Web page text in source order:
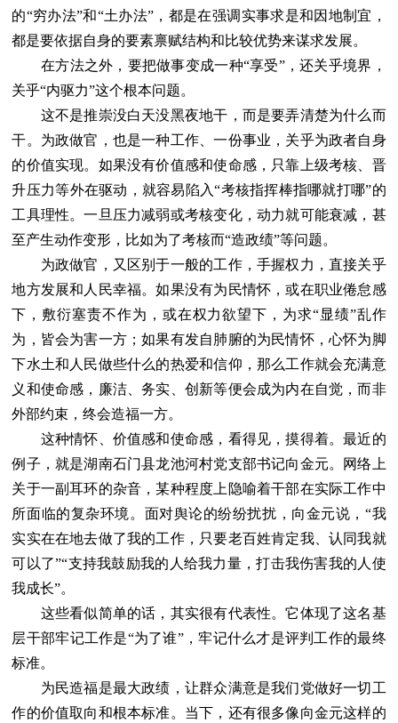
的“穷办法”和“土办法”，都是在强调实事求是和因地制宜，
都是要依据自身的要素禀赋结构和比较优势来谋求发展。
在方法之外，要把做事变成一种“享受”，还关乎境界，
关乎“内驱力”这个根本问题。
这不是推崇没白天没黑夜地干，而是要弄清楚为什么而
干。为政做官，也是一种工作、一份事业，关乎为政者自身
的价值实现。如果没有价值感和使命感，只靠上级考核、晋
升压力等外在驱动，就容易陷入“考核指挥棒指哪就打哪”的
工具理性。一旦压力减弱或考核变化，动力就可能衰减，甚
至产生动作变形，比如为了考核而“造政绩”等问题。
为政做官，又区别于一般的工作，手握权力，直接关乎
地方发展和人民幸福。如果没有为民情怀，或在职业倦怠感
下，敷衍塞责不作为，或在权力欲望下，为求“显绩”乱作
为，皆会为害一方；如果有发自肺腑的为民情怀，心怀为脚
下水土和人民做些什么的热爱和信仰，那么工作就会充满意
义和使命感，廉洁、务实、创新等便会成为内在自觉，而非
外部约束，终会造福一方。
这种情怀、价值感和使命感，看得见，摸得着。最近的
例子，就是湖南石门县龙池河村党支部书记向金元。网络上
关于一副耳环的杂音，某种程度上隐喻着干部在实际工作中
所面临的复杂环境。面对舆论的纷纷扰扰，向金元说，“我
实实在在地去做了我的工作，只要老百姓肯定我、认同我就
可以了”“支持我鼓励我的人给我力量，打击我伤害我的人使
我成长”。
这些看似简单的话，其实很有代表性。它体现了这名基
层干部牢记工作是“为了谁”，牢记什么才是评判工作的最终
标准。
为民造福是最大政绩，让群众满意是我们党做好一切工
作的价值取向和根本标准。当下，还有很多像向金元这样的